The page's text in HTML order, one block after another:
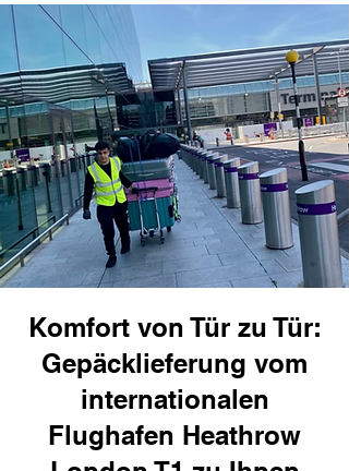
Komfort von Tür zu Tür:
Gepäcklieferung vom
internationalen
Flughafen Heathrow